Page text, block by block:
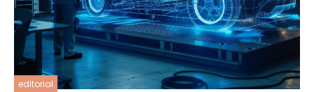
editorial